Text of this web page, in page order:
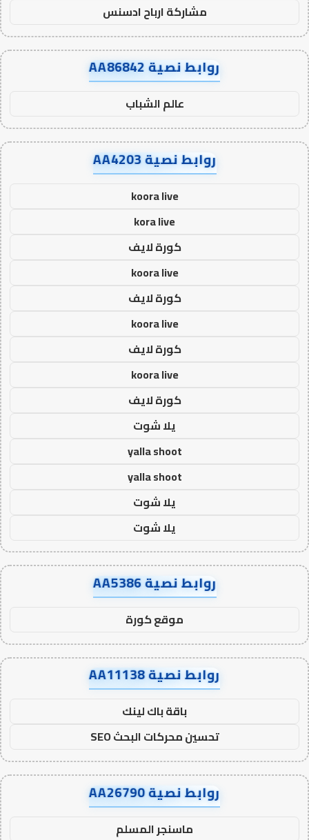
مشاركة ارباح ادسنس
روابط نصية AA86842
عالم الشباب
روابط نصية AA4203
koora live
kora live
كورة لايف
koora live
كورة لايف
koora live
كورة لايف
koora live
كورة لايف
يلا شوت
yalla shoot
yalla shoot
يلا شوت
يلا شوت
روابط نصية AA5386
موقع كورة
روابط نصية AA11138
باقة باك لينك
تحسين محركات البحث SEO
روابط نصية AA26790
ماسنجر المسلم